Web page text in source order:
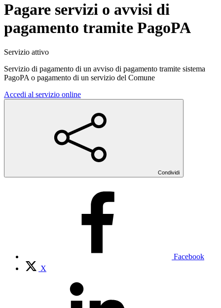
Pagare servizi o avvisi di
pagamento tramite PagoPA
Servizio attivo
Servizio di pagamento di un avviso di pagamento tramite sistema
PagoPA o pagamento di un servizio del Comune
Accedi al servizio online
Condividi
Facebook
X